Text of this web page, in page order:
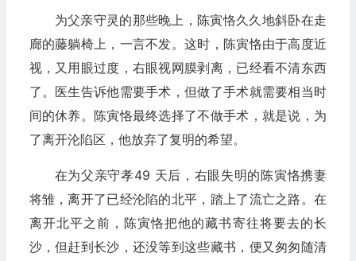
为父亲守灵的那些晚上，陈寅恪久久地斜卧在走
廊的藤躺椅上，一言不发。这时，陈寅恪由于高度近
视，又用眼过度，右眼视网膜剥离，已经看不清东西
了。医生告诉他需要手术，但做了手术就需要相当时
间的休养。陈寅恪最终选择了不做手术，就是说，为
了离开沦陷区，他放弃了复明的希望。
在为父亲守孝49 天后，右眼失明的陈寅恪携妻
将雏，离开了已经沦陷的北平，踏上了流亡之路。在
离开北平之前，陈寅恪把他的藏书寄往将要去的长
沙，但赶到长沙，还没等到这些藏书，便又匆匆随清